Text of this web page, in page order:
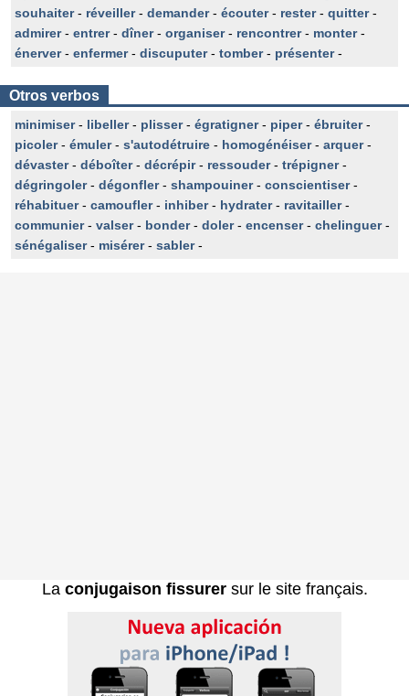
souhaiter- réveiller- demander- écouter- rester- quitter-
admirer- entrer- dîner- organiser- rencontrer- monter-
énerver- enfermer- discuputer- tomber- présenter-
Otros verbos
minimiser- libeller- plisser- égratigner- piper- ébruiter-
picoler- émuler- s'autodétruire - homogénéiser- arquer-
dévaster- déboîter- décrépir- ressouder- trépigner-
dégringoler- dégonfler- shampouiner- conscientiser-
réhabituer- camoufler- inhiber- hydrater- ravitailler-
communier- valser- bonder- doler- encenser- chelinguer-
sénégaliser- misérer- sabler-
La conjugaison fissurersur le site français.